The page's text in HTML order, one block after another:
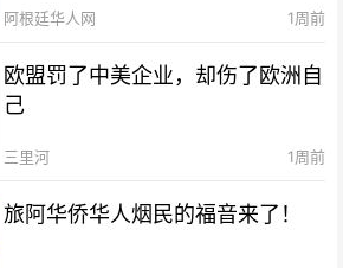
阿根廷华人网 1周前
欧盟罚了中美企业，却伤了欧洲自
己
三里河 1周前
旅阿华侨华人烟民的福音来了！